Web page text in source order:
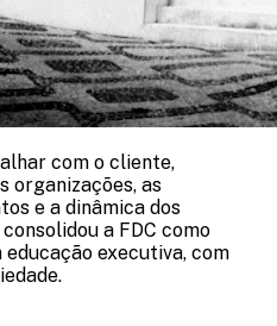
com o cliente,
organizações, as
e a dinâmica dos
a FDC como
executiva, com